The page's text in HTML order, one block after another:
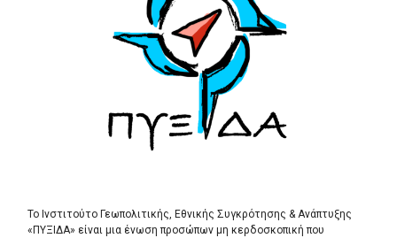
Το Ινστιτούτο Γεωπολιτικής, Εθνικής Συγκρότησης & Ανάπτυξης
«ΠΥΞΙΔΑ» είναι μια ένωση προσώπων μη κερδοσκοπική που